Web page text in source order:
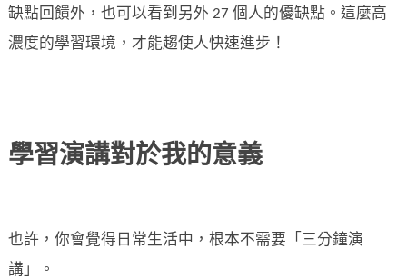
缺點回饋外，也可以看到另外 27 個人的優缺點。這麼高
濃度的學習環境，才能趨使人快速進步！
學習演講對於我的意義
也許，你會覺得日常生活中，根本不需要「三分鐘演
講」。